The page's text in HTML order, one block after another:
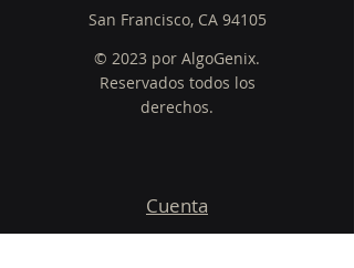
San Francisco, CA 94105
© 2023 por AlgoGenix.
Reservados todos los
derechos.
Cuenta